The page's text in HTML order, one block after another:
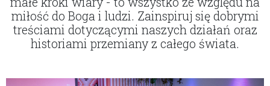
miłość do Boga i ludzi. Zainspiruj się dobrymi
treściami dotyczącymi naszych działań oraz
historiami przemiany z całego świata.